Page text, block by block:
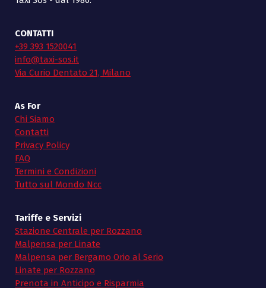
CONTATTI
+39 393 1520041
info@taxi-sos.it
Via Curio Dentato 21, Milano
As For
Chi Siamo
Contatti
Privacy Policy
FAQ
Termini e Condizioni
Tutto sul Mondo Ncc
Tariffe e Servizi
Stazione Centrale per Rozzano
Malpensa per Linate
Malpensa per Bergamo Orio al Serio
Linate per Rozzano
Prenota in Anticipo e Risparmia